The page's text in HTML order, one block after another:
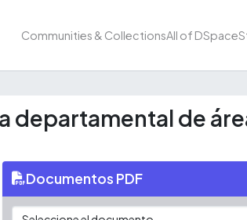
Communities & CollectionsAll of DSpace
departamental de
Documentos PDF